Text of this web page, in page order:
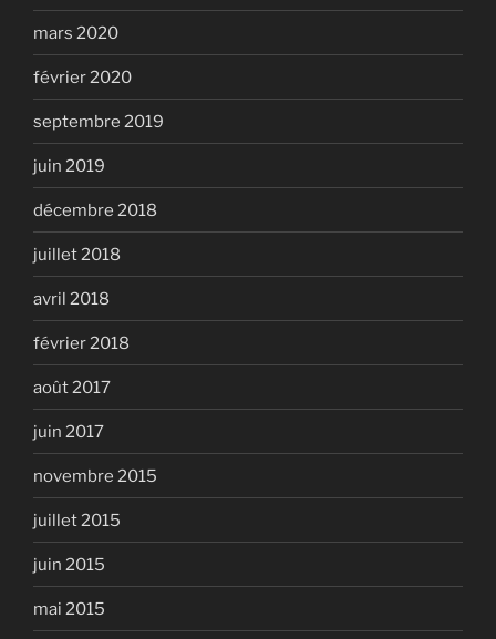
mars 2020
février 2020
septembre 2019
juin 2019
décembre 2018
juillet 2018
avril 2018
février 2018
août 2017
juin 2017
novembre 2015
juillet 2015
juin 2015
mai 2015